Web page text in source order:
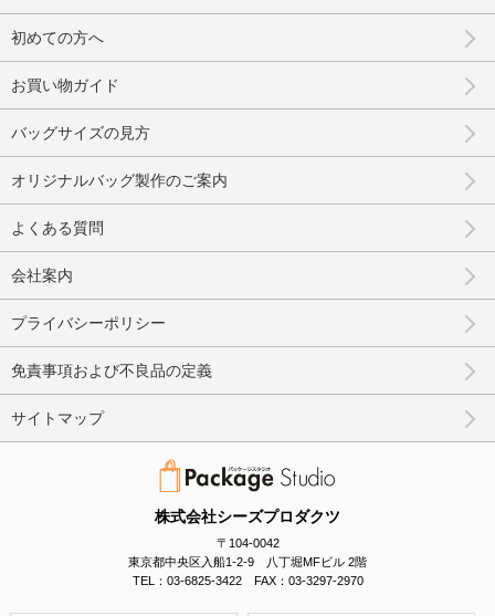
株式会社シーズプロダクツ
〒104-0042
東京都中央区入船1-2-9 八丁堀MFビル 2階
TEL：03-6825-3422 FAX：03-3297-2970
初めての方へ
お買い物ガイド
バッグサイズの見方
オリジナルバッグ製作のご案内
よくある質問
会社案内
プライバシーポリシー
免責事項および不良品の定義
サイトマップ